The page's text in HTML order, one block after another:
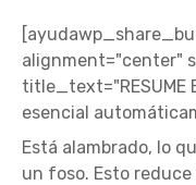
alignment="center"
title_text="RESUME
esencial
Está alambrado, lo
un foso. Esto